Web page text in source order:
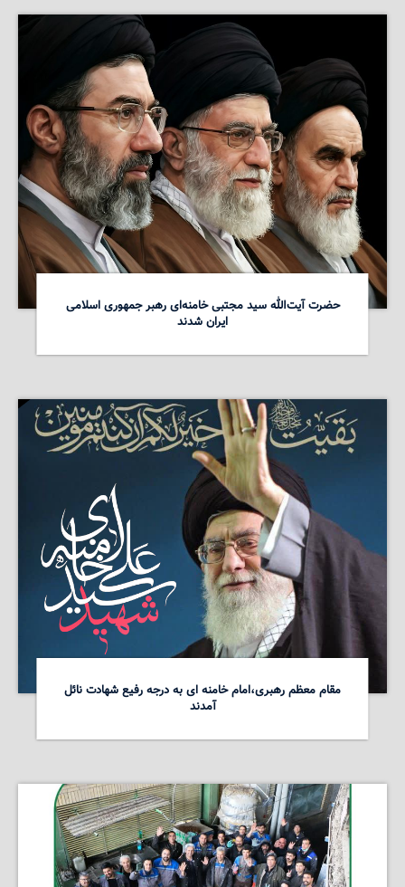
حضرت آیت‌الله سید مجتبی خامنه‌ای رهبر جمهوری اسلامی
ایران شدند
مقام معظم رهبری،امام خامنه ای به درجه رفیع شهادت نائل
آمدند